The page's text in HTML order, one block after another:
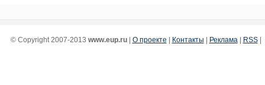
© Copyright 2007-2013 www.eup.ru| О проекте Контакты Реклама| RSS|